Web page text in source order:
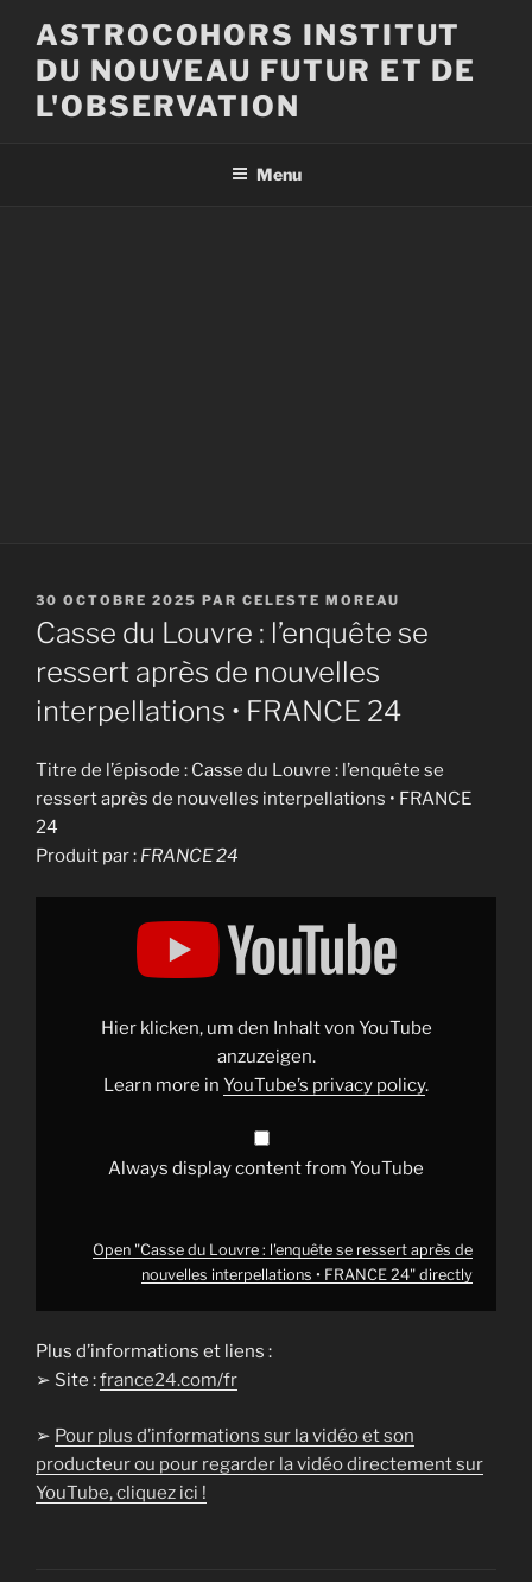
contenu
principal
ASTROCOHORS INSTITUT
DU NOUVEAU FUTUR ET DE
L'OBSERVATION
Menu
PUBLIÉ
LE
30 OCTOBRE 2025 PAR CELESTE MOREAU
Casse du Louvre : l’enquête se
ressert après de nouvelles
interpellations • FRANCE 24
Titre de l’épisode : Casse du Louvre : l’enquête se
ressert après de nouvelles interpellations • FRANCE
24
Produit par : FRANCE 24
Display
interpellations
Hier klicken, um den Inhalt von YouTube
anzuzeigen.
Learn more in YouTube’s privacy policy.
Always display content from YouTube
Open "Casse du Louvre : l'enquête se ressert après de
nouvelles interpellations • FRANCE 24" directly
Plus d’informations et liens :
➢ Site :france24.com/fr
➢ Pour plus d’informations sur la vidéo et son
producteur ou pour regarder la vidéo directement sur
YouTube, cliquez ici !